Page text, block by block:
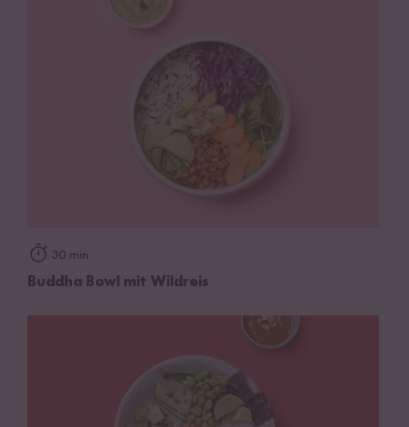
30 min
Buddha Bowl mit Wildreis